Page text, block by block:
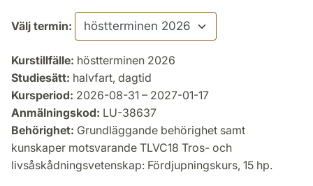
Välj termin:
Kurstillfälle: höstterminen 2026
Studiesätt: halvfart, dagtid
Kursperiod: 2026-08-31 – 2027-01-17
Anmälningskod: LU-38637
Behörighet: Grundläggande behörighet samt
kunskaper motsvarande TLVC18 Tros- och
livsåskådningsvetenskap: Fördjupningskurs, 15 hp.